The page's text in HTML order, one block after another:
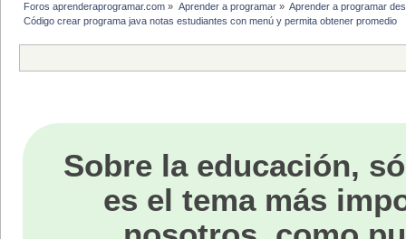
Foros aprenderaprogramar.com » Aprender a programar» Aprender a programar
Código crear programa java notas estudiantes con menú y permita obtener promedio
Sobre la educación,
es el tema más